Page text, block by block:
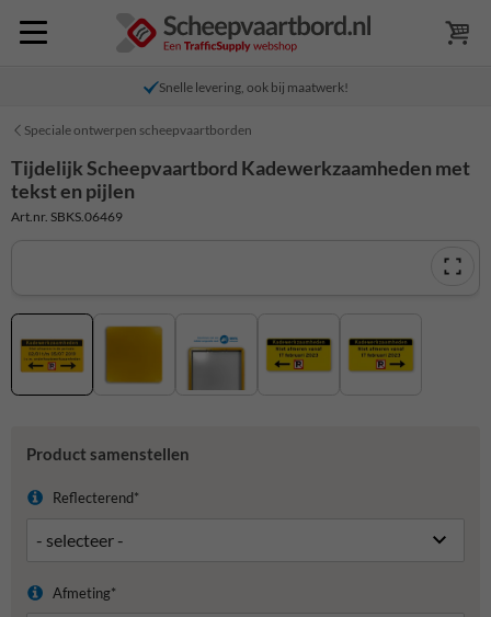
Snelle levering, ook bij maatwerk!
Speciale ontwerpen scheepvaartborden
Tijdelijk Scheepvaartbord Kadewerkzaamheden met
tekst en pijlen
Art.nr. SBKS.06469
Product samenstellen
Reflecterend*
Afmeting*